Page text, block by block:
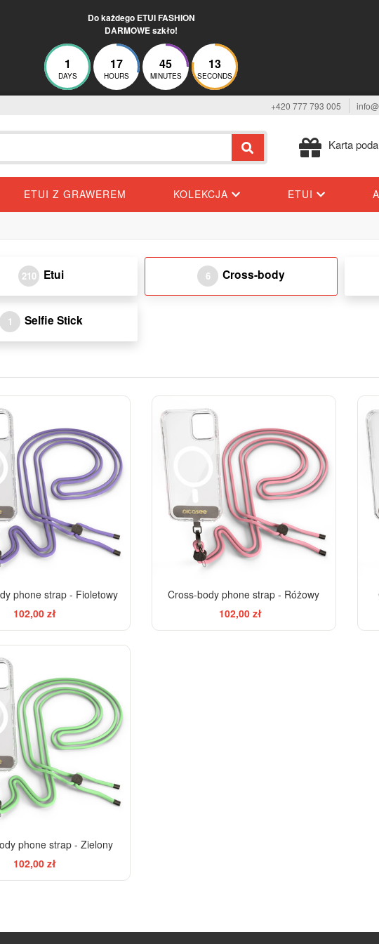
Do każdego ETUI FASHION
DARMOWE szkło!
1
DAYS
17
HOURS
45
MINUTES
13
SECONDS
+420 777 793 005
Karta
ETUI Z GRAWEREM KOLEKCJA ETUI
210 Etui 6 Cross-body
1 Selfie Stick
phone strap - Fioletowy
102,00 zł
Cross-body phone strap - Różowy
102,00 zł
phone strap - Zielony
102,00 zł